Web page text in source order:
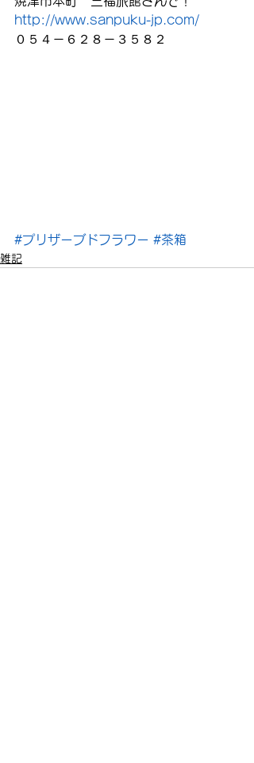
http://www.sanpuku-jp.com/
０５４－６２８－３５８２
#プリザーブドフラワー #茶箱
雑記